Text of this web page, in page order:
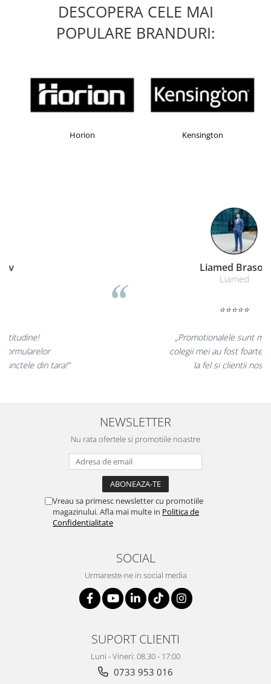
DESCOPERA CELE MAI
POPULARE BRANDURI:
Horion Kensington
„Corectitudine, promptitudine!
Furnizarea in timp util a formularelor
cu regim special catre toate punctele din tara!"
NEWSLETTER
Nu rata ofertele si promotiile noastre
Vreau sa primesc newsletter cu promotiile
magazinului. Afla mai multe in Politica de
Confidentialitate
SOCIAL
Urmareste-ne in social media
SUPORT CLIENTI
Luni - Vineri: 08.30 - 17:00
0733 953 016